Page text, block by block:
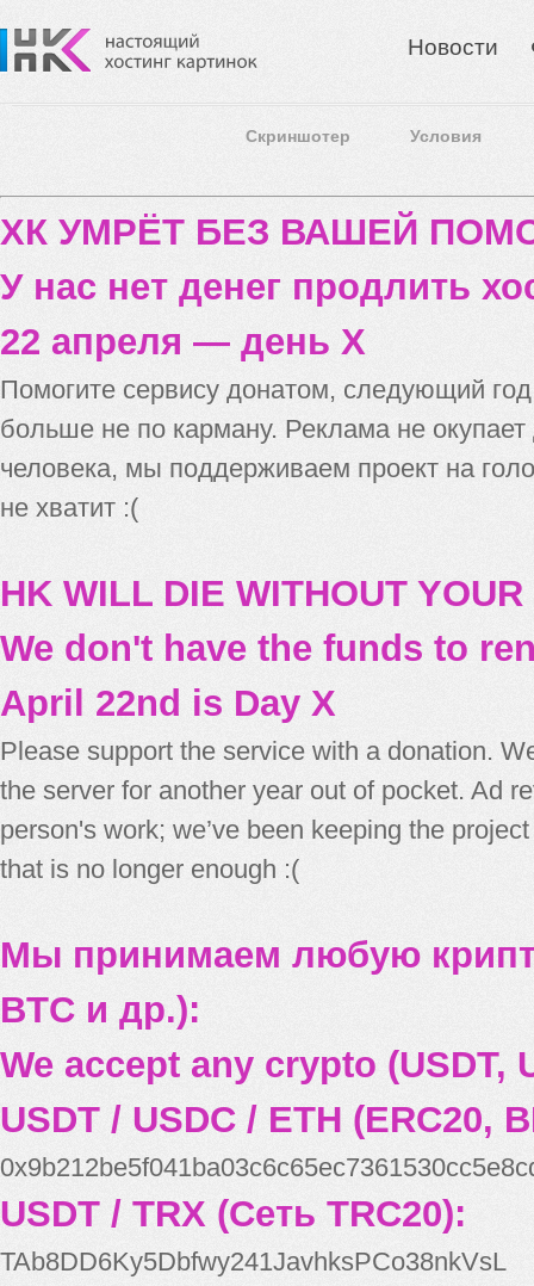
Новости
Скриншотер Условия
ХК УМРЁТ БЕЗ ВАШЕЙ
У нас нет денег продлить
22 апреля — день X
Помогите сервису донатом, следующий
больше не по карману. Реклама не
человека, мы поддерживаем проект на
не хватит :(
HK WILL DIE WITHOUT
We don't have the funds to
April 22nd is Day X
Please support the service with a donation.
the server for another year out of pocket. Ad
person's work; we’ve been keeping the
that is no longer enough :(
Мы принимаем любую
BTC и др.):
We accept any crypto (USDT,
USDT / USDC / ETH (ERC20,
USDT / TRX (Сеть TRC20):
TAb8DD6Ky5Dbfwy241JavhksPCo38nkVsL